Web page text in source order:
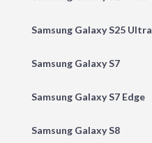
Samsung Galaxy S25 Ultra
Samsung Galaxy S7
Samsung Galaxy S7 Edge
Samsung Galaxy S8